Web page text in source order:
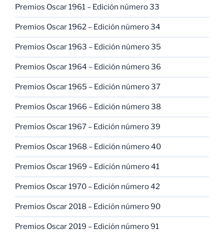
Premios Oscar 1961 – Edición número 33
Premios Oscar 1962 – Edición número 34
Premios Oscar 1963 – Edición número 35
Premios Oscar 1964 – Edición número 36
Premios Oscar 1965 – Edición número 37
Premios Oscar 1966 – Edición número 38
Premios Oscar 1967 – Edición número 39
Premios Oscar 1968 – Edición número 40
Premios Oscar 1969 – Edición número 41
Premios Oscar 1970 – Edición número 42
Premios Oscar 2018 – Edición número 90
Premios Oscar 2019 – Edición número 91